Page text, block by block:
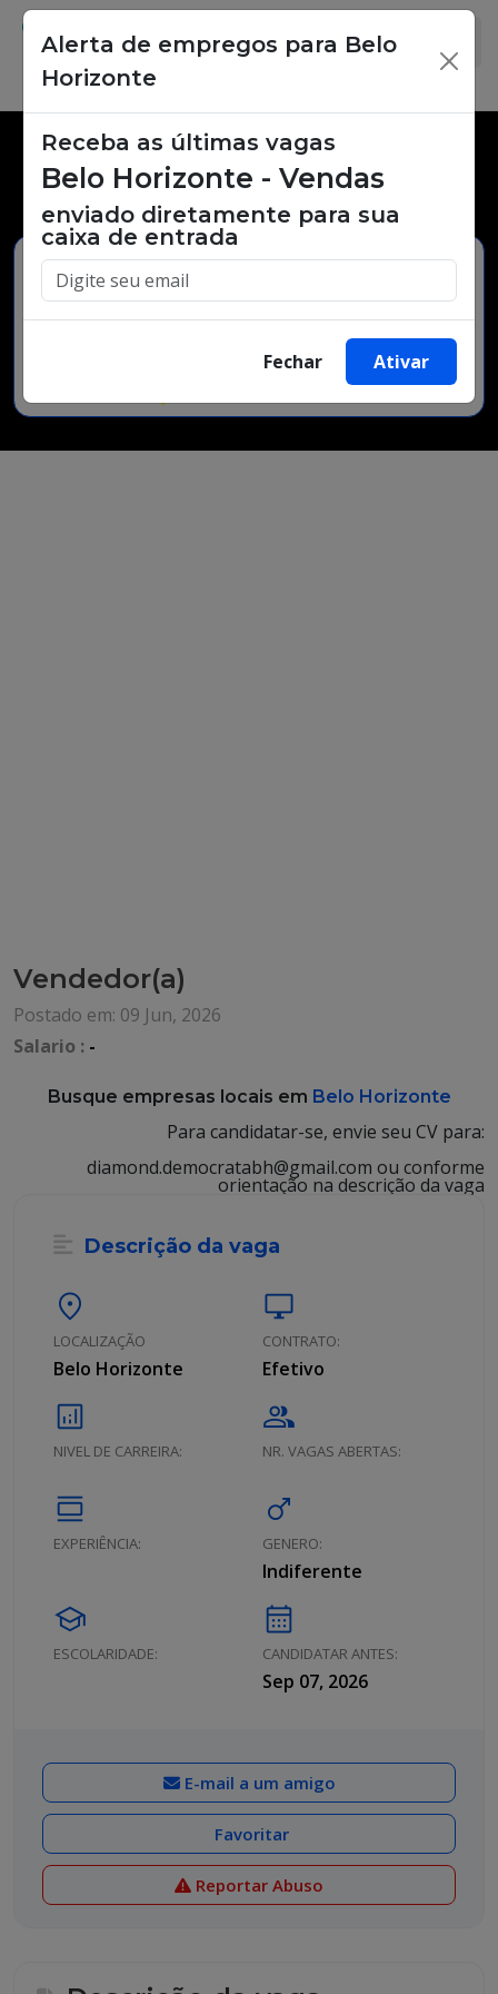
Vagas de emprego,
oportunidades de trabalho.
Buscar Vagas
Vendedor(a)
Postado em: 09 Jun, 2026
Salario : -
Busque empresas locais em Belo Horizonte
Para candidatar-se, envie seu CV para:
diamond.democratabh@gmail.com ou conforme
orientação na descrição da vaga
Descrição da vaga
location_on
LOCALIZAÇÃO
Belo Horizonte
desktop_windows
CONTRATO:
Efetivo
analytics
NIVEL DE CARREIRA:
group
NR. VAGAS ABERTAS:
calendar_view_day
EXPERIÊNCIA:
male
GENERO:
Indiferente
school
ESCOLARIDADE:
calendar_month
CANDIDATAR ANTES:
Sep 07, 2026
E-mail a um amigo
Favoritar
Reportar Abuso
Alerta de empregos para Belo
Horizonte
×
Receba as últimas vagas
Belo Horizonte - Vendas
enviado diretamente para sua
caixa de entrada
Fechar Ativar